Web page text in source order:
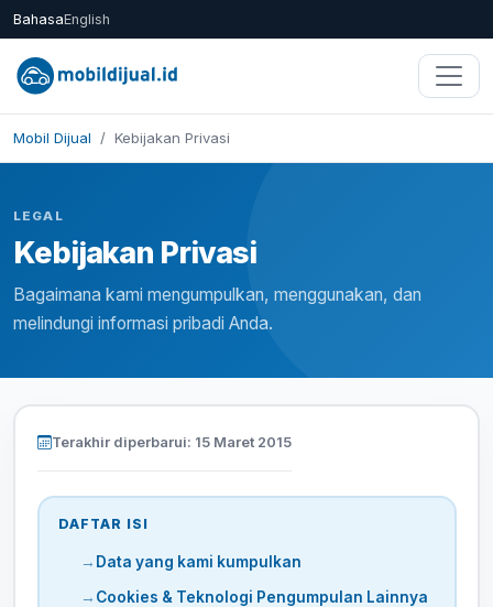
BahasaEnglish
Mobil Dijual Kebijakan Privasi
LEGAL
Kebijakan Privasi
Bagaimana kami mengumpulkan, menggunakan, dan
melindungi informasi pribadi Anda.
Terakhir diperbarui: 15 Maret 2015
DAFTAR ISI
Data yang kami kumpulkan
Cookies & Teknologi Pengumpulan Lainnya